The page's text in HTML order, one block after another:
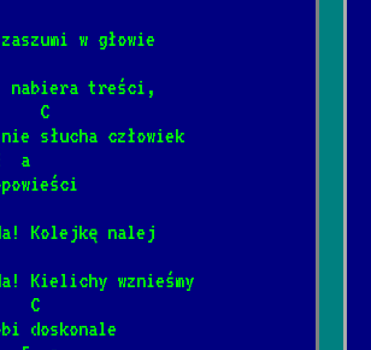
[Artur Andrus]📺
w Spale spałem w Pile
jakieś drobne na wino
w głowie
nabiera treści,
C
słucha człowiek
a
Ha! Kolejkę nalej
Ha! Kielichy wznieśmy
C
doskonale